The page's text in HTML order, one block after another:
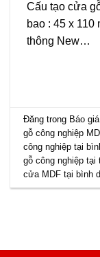
Cấu tạo cửa
bao : 45 x
thông New…
Đăng trong Báo giá
gỗ công nghiệp
công nghiệp tại
gỗ công nghiệp tại
cửa MDF tại bình